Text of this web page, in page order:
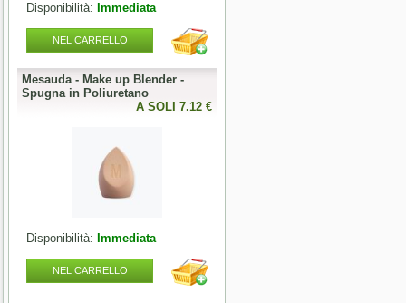
Disponibilità: Immediata
NEL CARRELLO
Mesauda - Make up Blender -
Spugna in Poliuretano
A SOLI 7.12 €
Disponibilità: Immediata
NEL CARRELLO